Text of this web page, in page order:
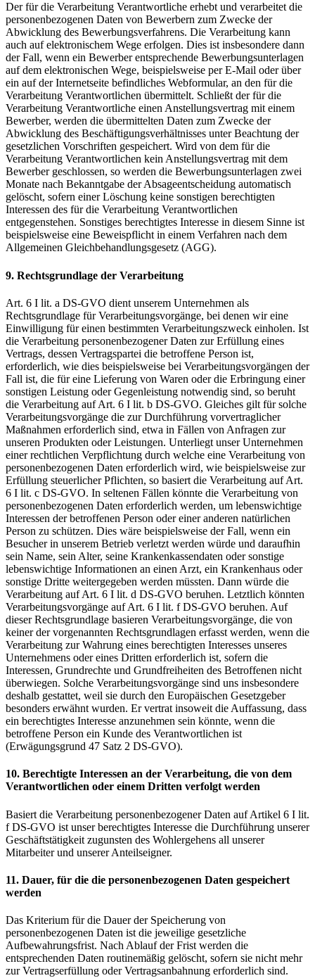
Der für die Verarbeitung Verantwortliche erhebt und verarbeitet die
personenbezogenen Daten von Bewerbern zum Zwecke der
Abwicklung des Bewerbungsverfahrens. Die Verarbeitung kann
auch auf elektronischem Wege erfolgen. Dies ist insbesondere dann
der Fall, wenn ein Bewerber entsprechende Bewerbungsunterlagen
auf dem elektronischen Wege, beispielsweise per E-Mail oder über
ein auf der Internetseite befindliches Webformular, an den für die
Verarbeitung Verantwortlichen übermittelt. Schließt der für die
Verarbeitung Verantwortliche einen Anstellungsvertrag mit einem
Bewerber, werden die übermittelten Daten zum Zwecke der
Abwicklung des Beschäftigungsverhältnisses unter Beachtung der
gesetzlichen Vorschriften gespeichert. Wird von dem für die
Verarbeitung Verantwortlichen kein Anstellungsvertrag mit dem
Bewerber geschlossen, so werden die Bewerbungsunterlagen zwei
Monate nach Bekanntgabe der Absageentscheidung automatisch
gelöscht, sofern einer Löschung keine sonstigen berechtigten
Interessen des für die Verarbeitung Verantwortlichen
entgegenstehen. Sonstiges berechtigtes Interesse in diesem Sinne ist
beispielsweise eine Beweispflicht in einem Verfahren nach dem
Allgemeinen Gleichbehandlungsgesetz (AGG).
9. Rechtsgrundlage der Verarbeitung
Art. 6 I lit. a DS-GVO dient unserem Unternehmen als
Rechtsgrundlage für Verarbeitungsvorgänge, bei denen wir eine
Einwilligung für einen bestimmten Verarbeitungszweck einholen. Ist
die Verarbeitung personenbezogener Daten zur Erfüllung eines
Vertrags, dessen Vertragspartei die betroffene Person ist,
erforderlich, wie dies beispielsweise bei Verarbeitungsvorgängen der
Fall ist, die für eine Lieferung von Waren oder die Erbringung einer
sonstigen Leistung oder Gegenleistung notwendig sind, so beruht
die Verarbeitung auf Art. 6 I lit. b DS-GVO. Gleiches gilt für solche
Verarbeitungsvorgänge die zur Durchführung vorvertraglicher
Maßnahmen erforderlich sind, etwa in Fällen von Anfragen zur
unseren Produkten oder Leistungen. Unterliegt unser Unternehmen
einer rechtlichen Verpflichtung durch welche eine Verarbeitung von
personenbezogenen Daten erforderlich wird, wie beispielsweise zur
Erfüllung steuerlicher Pflichten, so basiert die Verarbeitung auf Art.
6 I lit. c DS-GVO. In seltenen Fällen könnte die Verarbeitung von
personenbezogenen Daten erforderlich werden, um lebenswichtige
Interessen der betroffenen Person oder einer anderen natürlichen
Person zu schützen. Dies wäre beispielsweise der Fall, wenn ein
Besucher in unserem Betrieb verletzt werden würde und daraufhin
sein Name, sein Alter, seine Krankenkassendaten oder sonstige
lebenswichtige Informationen an einen Arzt, ein Krankenhaus oder
sonstige Dritte weitergegeben werden müssten. Dann würde die
Verarbeitung auf Art. 6 I lit. d DS-GVO beruhen. Letztlich könnten
Verarbeitungsvorgänge auf Art. 6 I lit. f DS-GVO beruhen. Auf
dieser Rechtsgrundlage basieren Verarbeitungsvorgänge, die von
keiner der vorgenannten Rechtsgrundlagen erfasst werden, wenn die
Verarbeitung zur Wahrung eines berechtigten Interesses unseres
Unternehmens oder eines Dritten erforderlich ist, sofern die
Interessen, Grundrechte und Grundfreiheiten des Betroffenen nicht
überwiegen. Solche Verarbeitungsvorgänge sind uns insbesondere
deshalb gestattet, weil sie durch den Europäischen Gesetzgeber
besonders erwähnt wurden. Er vertrat insoweit die Auffassung, dass
ein berechtigtes Interesse anzunehmen sein könnte, wenn die
betroffene Person ein Kunde des Verantwortlichen ist
(Erwägungsgrund 47 Satz 2 DS-GVO).
10. Berechtigte Interessen an der Verarbeitung, die von dem
Verantwortlichen oder einem Dritten verfolgt werden
Basiert die Verarbeitung personenbezogener Daten auf Artikel 6 I lit.
f DS-GVO ist unser berechtigtes Interesse die Durchführung unserer
Geschäftstätigkeit zugunsten des Wohlergehens all unserer
Mitarbeiter und unserer Anteilseigner.
11. Dauer, für die die personenbezogenen Daten gespeichert
werden
Das Kriterium für die Dauer der Speicherung von
personenbezogenen Daten ist die jeweilige gesetzliche
Aufbewahrungsfrist. Nach Ablauf der Frist werden die
entsprechenden Daten routinemäßig gelöscht, sofern sie nicht mehr
zur Vertragserfüllung oder Vertragsanbahnung erforderlich sind.